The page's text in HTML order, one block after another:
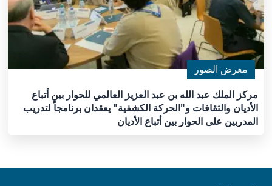
معرض الصور
مركز الملك عبد الله بن عبد العزيز العالمي للحوار بين أتباع
الأديان والثقافات و"الحركة الكشفية" يعقدان برنامجاً لتدريب
المدربين على الحوار بين أتباع الأديان